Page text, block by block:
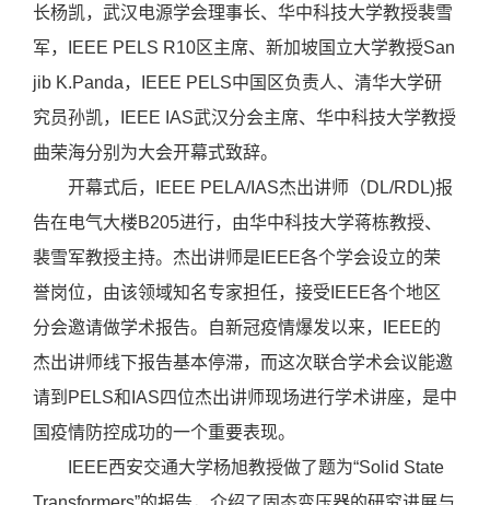
长杨凯，武汉电源学会理事长、华中科技大学教授裴雪
军，IEEE PELS R10区主席、新加坡国立大学教授San
jib K.Panda，IEEE PELS中国区负责人、清华大学研
究员孙凯，IEEE IAS武汉分会主席、华中科技大学教授
曲荣海分别为大会开幕式致辞。
开幕式后，IEEE PELA/IAS杰出讲师（DL/RDL)报
告在电气大楼B205进行，由华中科技大学蒋栋教授、
裴雪军教授主持。杰出讲师是IEEE各个学会设立的荣
誉岗位，由该领域知名专家担任，接受IEEE各个地区
分会邀请做学术报告。自新冠疫情爆发以来，IEEE的
杰出讲师线下报告基本停滞，而这次联合学术会议能邀
请到PELS和IAS四位杰出讲师现场进行学术讲座，是中
国疫情防控成功的一个重要表现。
IEEE西安交通大学杨旭教授做了题为“Solid State